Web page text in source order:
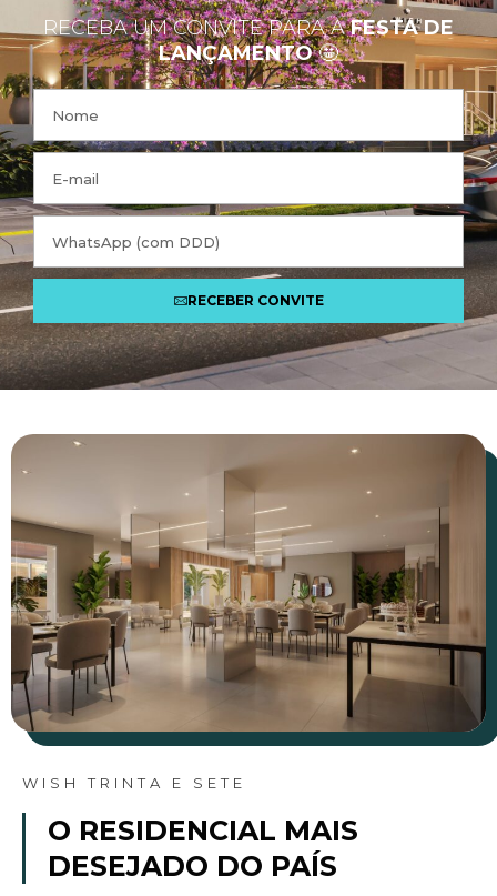
RECEBA UM CONVITE PARA AFESTA DE
LANÇAMENTO🤩
RECEBER CONVITE
WISH TRINTA E SETE
O RESIDENCIAL MAIS
DESEJADO DO PAÍS